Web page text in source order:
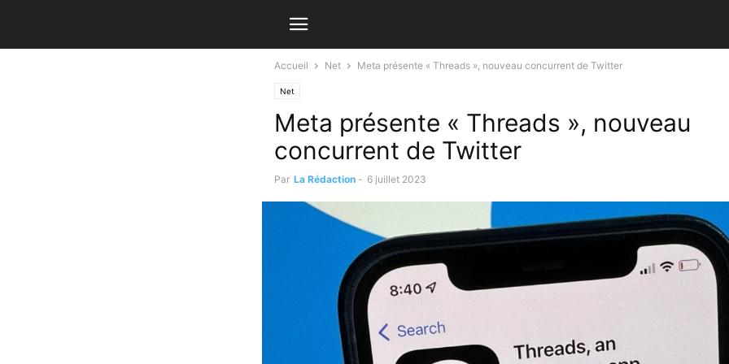
Accueil Net Meta présente « Threads », nouveau concurrent de Twitter
Net
Meta présente « Threads », nouveau
concurrent de Twitter
Par La Rédaction - 6 juillet 2023